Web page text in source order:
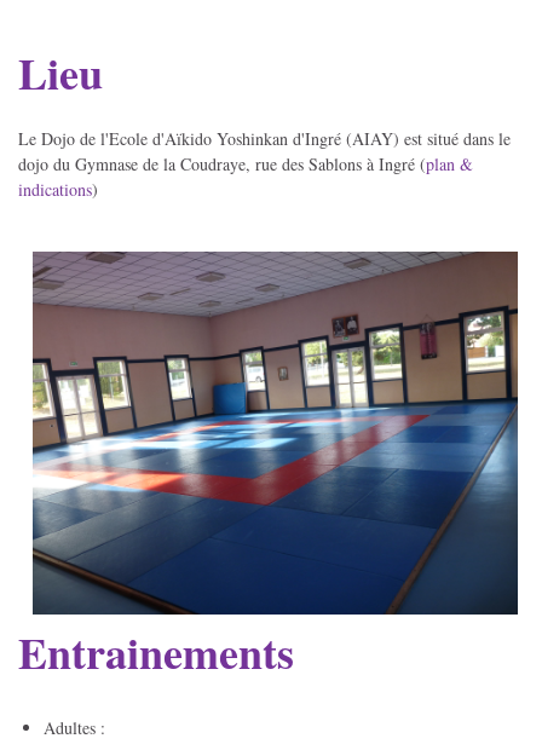
Lieu
Le Dojo de l'Ecole d'Aïkido Yoshinkan d'Ingré (AIAY) est situé dans le
dojo du Gymnase de la Coudraye, rue des Sablons à Ingré (plan &
indications)
Entrainements
Adultes :